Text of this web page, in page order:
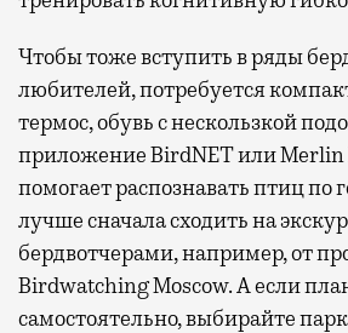
Чтобы тоже вступить в ряды
любителей, потребуется
термос, обувь с нескользкой
приложение BirdNET или Merlin
помогает распознавать птиц по
лучше сначала сходить на
бердвотчерами, например, от
Birdwatching Moscow. А если
самостоятельно, выбирайте